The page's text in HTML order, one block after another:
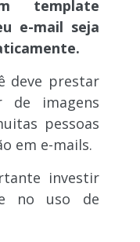
template
e-mail seja
deve prestar
de imagens
pessoas
em e-mails.
investir
no uso de